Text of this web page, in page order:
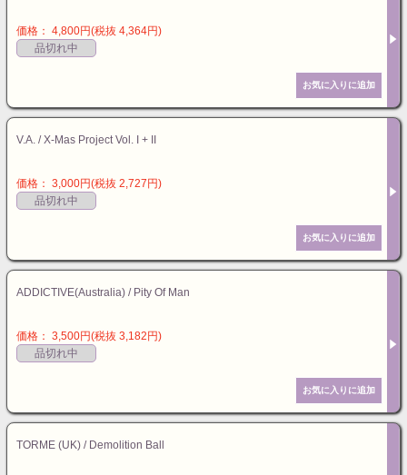
価格： 4,800円(税抜 4,364円)
品切れ中
V.A. / X-Mas Project Vol. I + II
価格： 3,000円(税抜 2,727円)
品切れ中
ADDICTIVE(Australia) / Pity Of Man
価格： 3,500円(税抜 3,182円)
品切れ中
TORME (UK) / Demolition Ball